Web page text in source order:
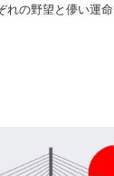
れの野望と儚い運